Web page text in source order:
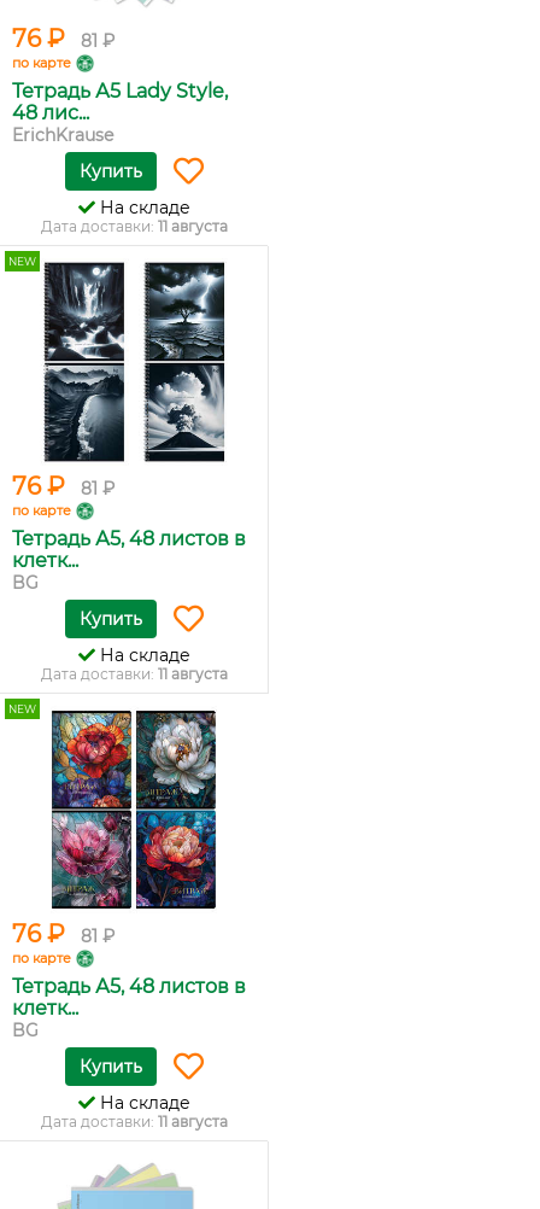
76 ₽ 81 ₽
по карте
Тетрадь А5 Lady Style,
48 лис...
ErichKrause
Купить
На складе
Дата доставки: 11 августа
NEW
76 ₽ 81 ₽
по карте
Тетрадь А5, 48 листов в
клетк...
BG
Купить
На складе
Дата доставки: 11 августа
NEW
76 ₽ 81 ₽
по карте
Тетрадь А5, 48 листов в
клетк...
BG
Купить
На складе
Дата доставки: 11 августа